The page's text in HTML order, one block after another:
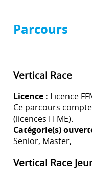
Parcours
Vertical Race
Licence : Licence
Ce parcours
(licences FFME).
Catégorie(s)
Senior, Master,
Vertical Race